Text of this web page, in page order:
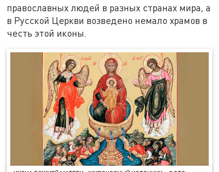
православных людей в разных странах мира, а
в Русской Церкви возведено немало храмов в
честь этой иконы.